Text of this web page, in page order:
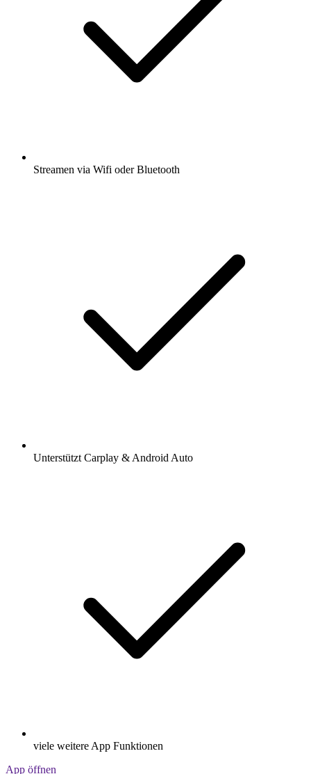
Streamen via Wifi oder Bluetooth
Unterstützt Carplay & Android Auto
viele weitere App Funktionen
App öffnen